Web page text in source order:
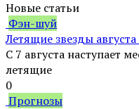
Новые статьи
Фэн-шуй
Летящие звезды августа
С 7 августа наступает
летящие
0
Прогнозы